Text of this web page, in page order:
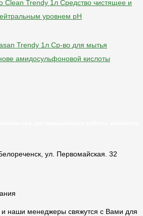
ул. Первомайская. 32
наши менеджеры свяжутся с Вами для